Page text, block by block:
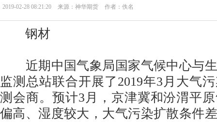
2019-02-28 08:21:20 来源：神华期货 作者：佚名
钢材
近期中国气象局国家气候中心与生
监测总站联合开展了2019年3月大气
测会商。预计3月，京津冀和汾渭平
偏高、湿度较大，大气污染扩散条件